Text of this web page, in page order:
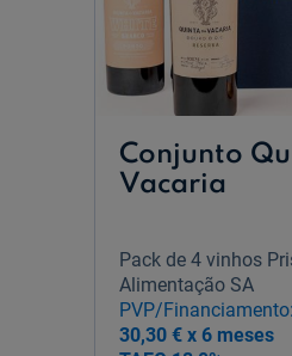
Conjunto
Vacaria
Pack de 4 vinhos
Alimentação SA
PVP/Financiamento:
30,30 € x 6 meses